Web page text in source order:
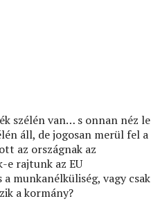
szélén van… s onnan néz le
áll, de jogosan merül fel a
az országnak az
e rajtunk az EU
munkanélküliség, vagy csak
a kormány?